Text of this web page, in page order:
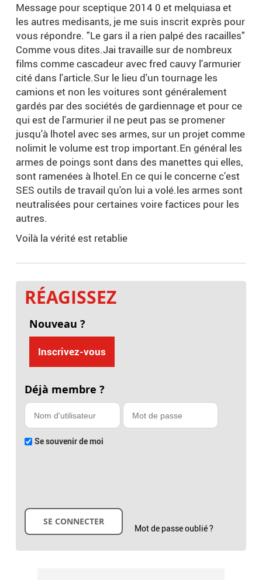
Message pour sceptique 2014 0 et melquiasa et
les autres medisants, je me suis inscrit exprès pour
vous répondre. "Le gars il a rien palpé des racailles"
Comme vous dites.Jai travaille sur de nombreux
films comme cascadeur avec fred cauvy l'armurier
cité dans l'article.Sur le lieu d'un tournage les
camions et non les voitures sont généralement
gardés par des sociétés de gardiennage et pour ce
qui est de l'armurier il ne peut pas se promener
jusqu'à lhotel avec ses armes, sur un projet comme
nolimit le volume est trop important.En général les
armes de poings sont dans des manettes qui elles,
sont ramenées à lhotel.En ce qui le concerne c'est
SES outils de travail qu'on lui a volé.les armes sont
neutralisées pour certaines voire factices pour les
autres.
Voilà la vérité est retablie
RÉAGISSEZ
Nouveau ?
Inscrivez-vous
Déjà membre ?
Se souvenir de moi
Mot de passe oublié ?